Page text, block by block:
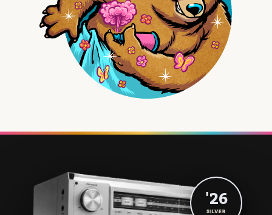
'26
SILVER